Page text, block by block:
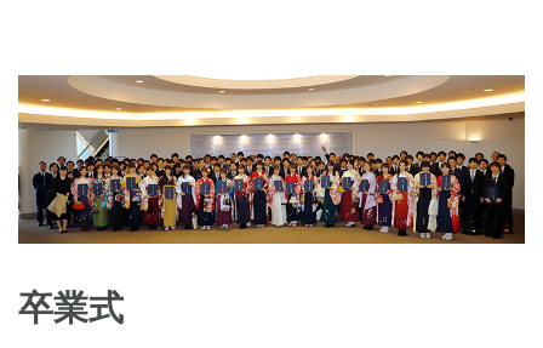
卒業式